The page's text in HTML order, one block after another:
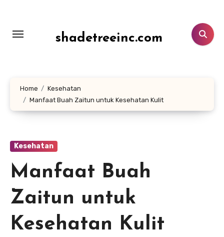
konten
shadetreeinc.com
Home
Kesehatan
Manfaat Buah Zaitun untuk Kesehatan Kulit
Kesehatan
Manfaat Buah
Zaitun untuk
Kesehatan Kulit